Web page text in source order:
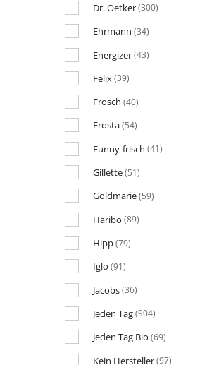
Dr. Oetker(300)
Ehrmann (34)
Energizer(43)
Felix(39)
Frosch (40)
Frosta(54)
Funny-frisch (41)
Gillette(51)
Goldmarie(59)
Haribo (89)
Hipp(79)
Iglo (91)
Jacobs(36)
Jeden Tag(904)
Jeden Tag Bio (69)
Kein Hersteller(97)